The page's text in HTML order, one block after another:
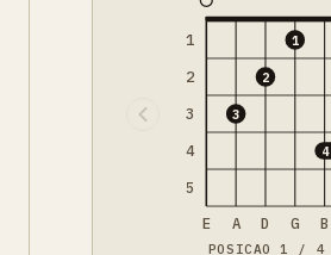
1
2
3
4
5
3
2
1
4
E A D G B
POSICAO 1 / 4